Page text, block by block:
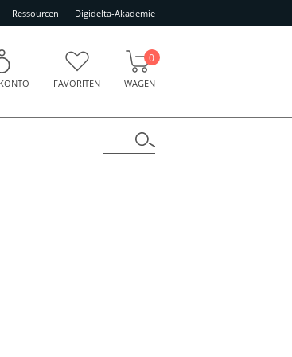
Ressourcen Digidelta-Akademie
FAVORITEN WAGEN
0